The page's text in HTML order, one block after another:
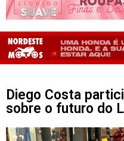
Diego Costa
sobre o futuro do